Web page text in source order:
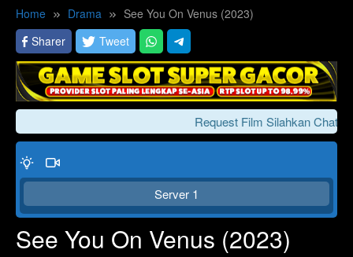
Home Drama
See You On Venus (2023)
Sharer
Tweet
Request Film Silahkan Chat
Server 1
See You On Venus (2023)